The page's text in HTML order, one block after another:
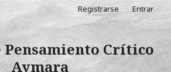
Pensamiento Crítico
Aymara
Registrarse Entrar